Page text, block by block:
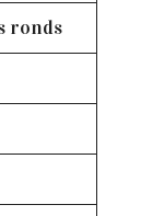
ronds